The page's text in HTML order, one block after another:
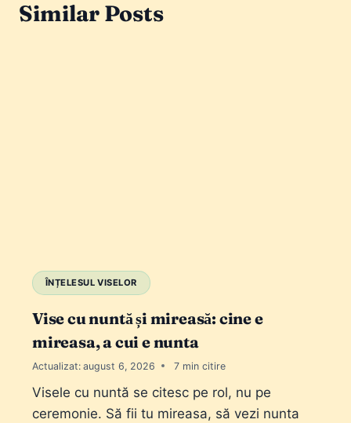
Similar Posts
ÎNȚELESUL VISELOR
Vise cu nuntă și mireasă: cine e
mireasa, a cui e nunta
Actualizat: august 6, 2026 7
Visele cu nuntă se citesc pe rol, nu pe
ceremonie. Să fii tu mireasa, să vezi nunta